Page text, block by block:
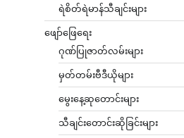
ရဲစိတ်ရဲမာန်သီချင်းများ
ဖျော်ဖြေရေး
ဂုဏ်ပြုဇာတ်လမ်းများ
မှတ်တမ်းဗီဒီယိုများ
မွေးနေ့ဆုတောင်းများ
သီချင်းတောင်းဆိုခြင်းများ